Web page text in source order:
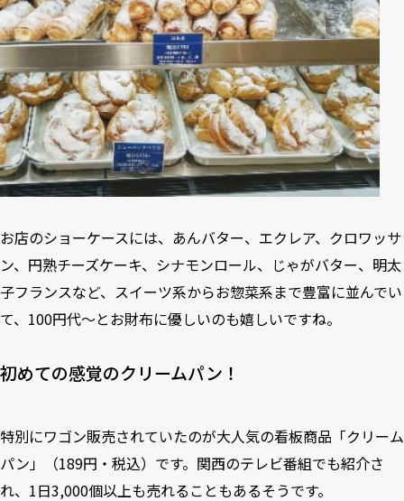
お店のショーケースには、あんバター、エクレア、クロワッサ
ン、円熟チーズケーキ、シナモンロール、じゃがバター、明太
子フランスなど、スイーツ系からお惣菜系まで豊富に並んでい
て、100円代～とお財布に優しいのも嬉しいですね。
初めての感覚のクリームパン！
特別にワゴン販売されていたのが大人気の看板商品「クリーム
パン」（189円・税込）です。関西のテレビ番組でも紹介さ
れ、1日3,000個以上も売れることもあるそうです。